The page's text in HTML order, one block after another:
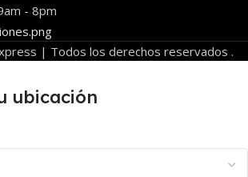
- 8pm
| Todos los derechos reservados .
ubicación